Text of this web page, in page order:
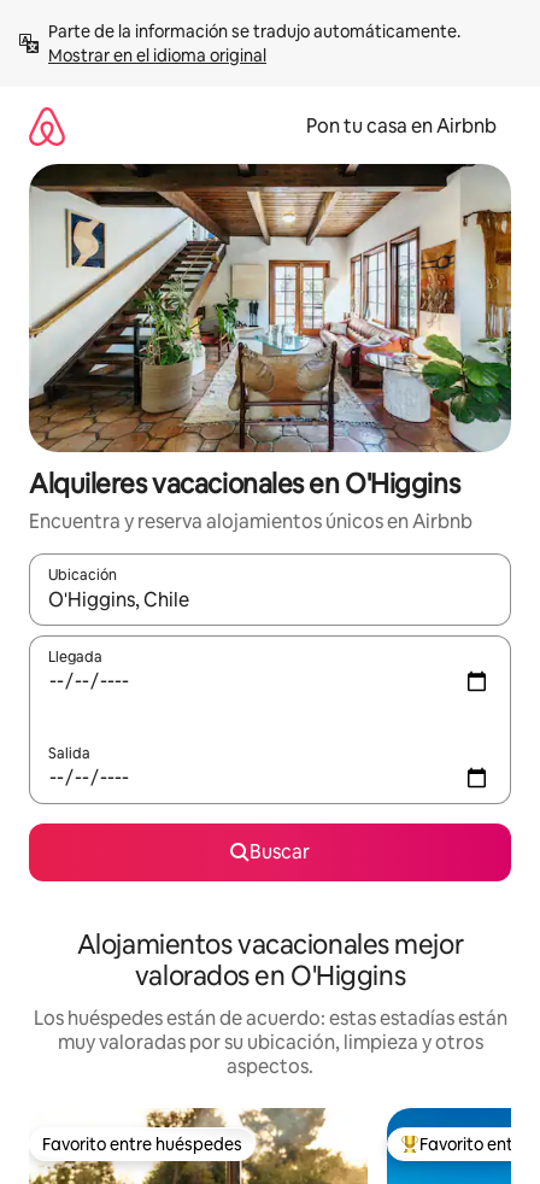
contenidoMostrar en el idioma original
Pon tu casa en Airbnb
Alquileres vacacionales en O'Higgins
Encuentra y reserva alojamientos únicos en Airbnb
Ubicación
Cuando los resultados estén disponibles, navega con las
Llegada
Salida
Buscar
Alojamientos vacacionales mejor
valorados en O'Higgins
Los huéspedes están de acuerdo: estas estadías están
muy valoradas por su ubicación, limpieza y otros
aspectos.
Favorito entre huéspedes
Favorito entre huéspedes Favorito entre
Favorito entre